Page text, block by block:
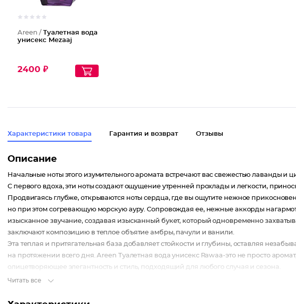
Areen / Туалетная вода
унисекс Mezaaj
2400 ₽
Характеристики товара Гарантия и возврат Отзывы
Описание
Начальные ноты этого изумительного аромата встречают вас свежестью лаванды и
С первого вдоха, эти ноты создают ощущение утренней прохлады и легкости,
Продвигаясь глубже, открываются ноты сердца, где вы ощутите нежное
но при этом согревающую морскую ауру. Сопровождая ее, нежные аккорды
изысканное звучание, создавая изысканный букет, который одновременно
заключают композицию в теплое объятие амбры, пачули и ванили.
Эта теплая и притягательная база добавляет стойкости и глубины, оставляя
на протяжении всего дня. Areen Туалетная вода унисекс Rawaa-это не просто
олицетворяющее элегантность и стиль, подходящий для любого случая и сезона.
Читать все